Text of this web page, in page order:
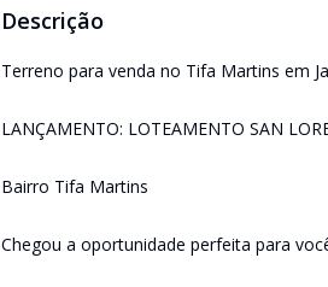
Descrição
Terreno para venda no Tifa Martins em
LANÇAMENTO: LOTEAMENTO SAN
Bairro Tifa Martins
Chegou a oportunidade perfeita para